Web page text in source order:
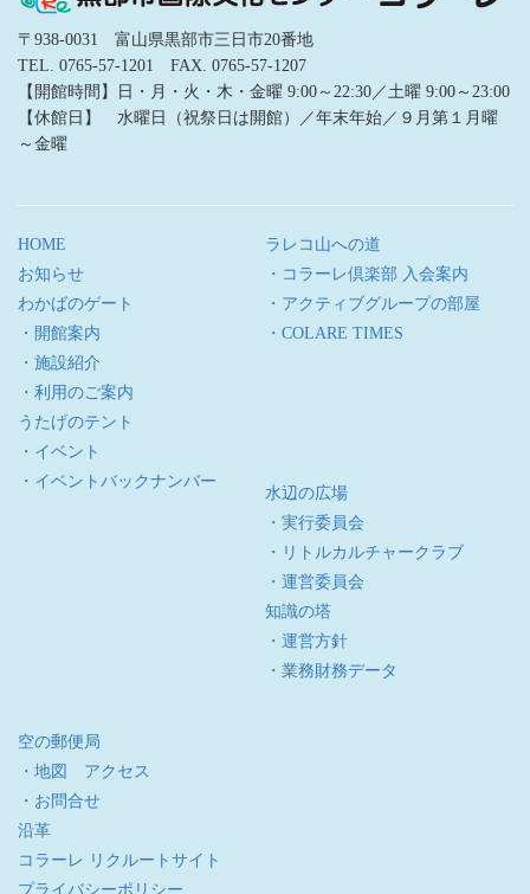
〒938-0031 富山県黒部市三日市20番地
TEL. 0765-57-1201 FAX. 0765-57-1207
【開館時間】日・月・火・木・金曜 9:00～22:30／土曜 9:00～23:00
【休館日】 水曜日（祝祭日は開館）／年末年始／９月第１月曜
～金曜
HOME
お知らせ
わかばのゲート
・開館案内
・施設紹介
・利用のご案内
うたげのテント
・イベント
・イベントバックナンバー
ラレコ山への道
・コラーレ倶楽部 入会案内
・アクティブグループの部屋
・COLARE TIMES
水辺の広場
・実行委員会
・リトルカルチャークラブ
・運営委員会
知識の塔
・運営方針
・業務財務データ
空の郵便局
・地図 アクセス
・お問合せ
沿革
コラーレ リクルートサイト
プライバシーポリシー